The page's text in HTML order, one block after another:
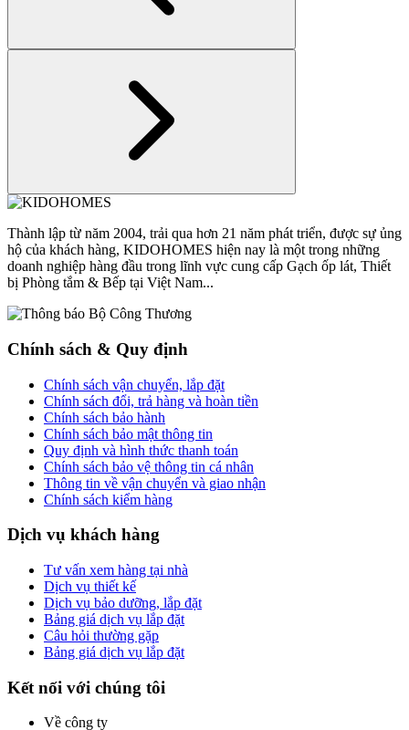
Thành lập từ năm 2004, trải qua hơn 21 năm phát triển, được sự ủng
hộ của khách hàng, KIDOHOMES hiện nay là một trong những
doanh nghiệp hàng đầu trong lĩnh vực cung cấp Gạch ốp lát, Thiết
bị Phòng tắm & Bếp tại Việt Nam...
Chính sách & Quy định
Chính sách vận chuyển, lắp đặt
Chính sách đổi, trả hàng và hoàn tiền
Chính sách bảo hành
Chính sách bảo mật thông tin
Quy định và hình thức thanh toán
Chính sách bảo vệ thông tin cá nhân
Thông tin về vận chuyển và giao nhận
Chính sách kiểm hàng
Dịch vụ khách hàng
Tư vấn xem hàng tại nhà
Dịch vụ thiết kế
Dịch vụ bảo dưỡng, lắp đặt
Bảng giá dịch vụ lắp đặt
Câu hỏi thường gặp
Bảng giá dịch vụ lắp đặt
Kết nối với chúng tôi
Về công ty